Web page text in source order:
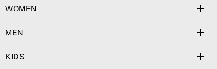
WOMEN
a.v.v
MICHEL KLEIN
MEN
a.v.v
KIDS